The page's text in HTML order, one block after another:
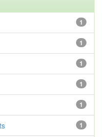
1
1
1
1
1
1